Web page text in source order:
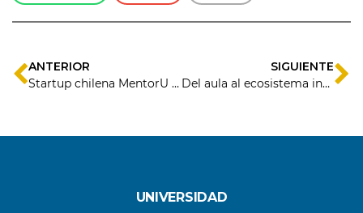
ANTERIOR
Startup chilena MentorU apuesta por IA y simulaciones para transformar el entrenamiento de equipos comerciales
SIGUIENTE
Del aula al ecosistema internacional: así se forman los ganadores del Semillero 3IE-USM
UNIVERSIDAD